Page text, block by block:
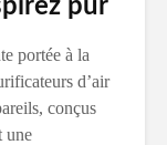
pur
portée à la
d’air
conçus
une